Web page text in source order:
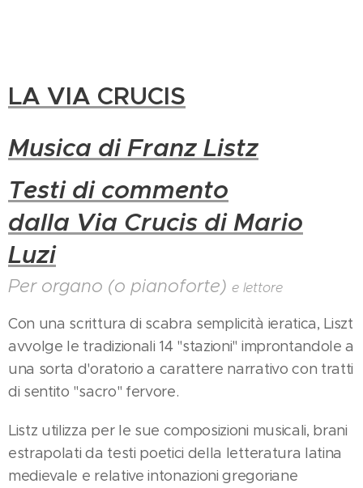
LA VIA CRUCIS
Musica di Franz Listz
Testi di commento
dalla Via Crucis di Mario
Luzi
Per organo (o pianoforte) e lettore
Con una scrittura di scabra semplicità ieratica, Liszt
avvolge le tradizionali 14 "stazioni" improntandole a
una sorta d'oratorio a carattere narrativo con tratti
di sentito "sacro" fervore.
Listz utilizza per le sue composizioni musicali, brani
estrapolati da testi poetici della letteratura latina
medievale e relative intonazioni gregoriane